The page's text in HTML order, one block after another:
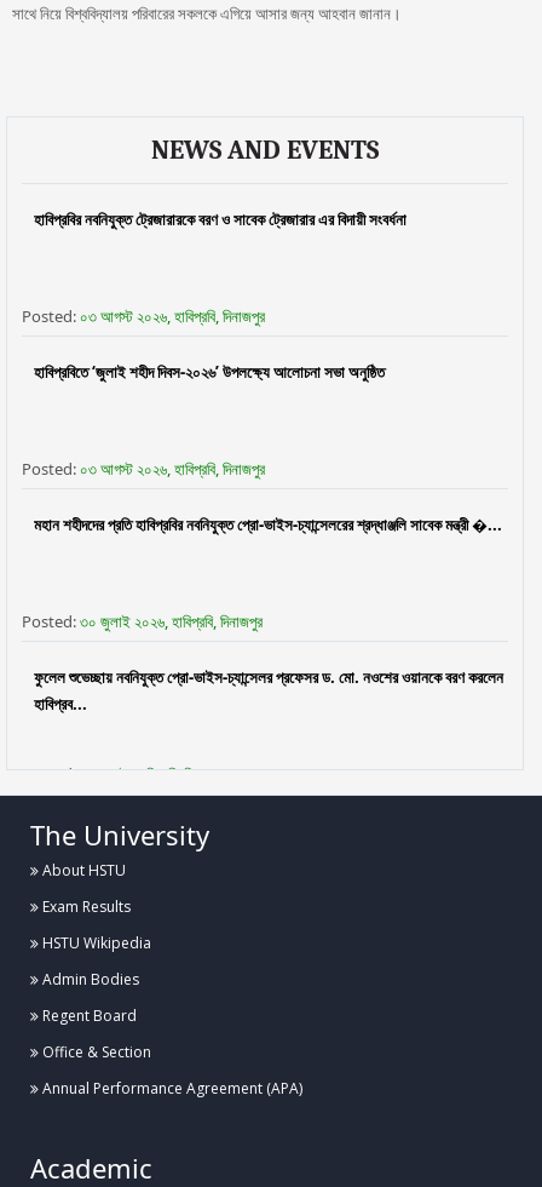
সাথে নিয়ে বিশ্ববিদ্যালয় পরিবারের সকলকে এগিয়ে আসার জন্য আহবান জানান।
NEWS AND EVENTS
হাবিপ্রবির নবনিযুক্ত ট্রেজারারকে বরণ ও সাবেক ট্রেজারার এর বিদায়ী সংবর্ধনা
Posted: ০৩ আগস্ট ২০২৬, হাবিপ্রবি, দিনাজপুর
হাবিপ্রবিতে ‘জুলাই শহীদ দিবস-২০২৬’ উপলক্ষ্যে আলোচনা সভা অনুষ্ঠিত
Posted: ০৩ আগস্ট ২০২৬, হাবিপ্রবি, দিনাজপুর
মহান শহীদদের প্রতি হাবিপ্রবির নবনিযুক্ত প্রো-ভাইস-চ্যান্সেলরের শ্রদ্ধাঞ্জলি সাবেক মন্ত্রী �...
Posted:৩০ জুলাই ২০২৬, হাবিপ্রবি, দিনাজপুর
ফুলেল শুভেচ্ছায় নবনিযুক্ত প্রো-ভাইস-চ্যান্সেলর প্রফেসর ড. মো. নওশের ওয়ানকে বরণ করলেন
হাবিপ্রব...
Posted:২৯ জুলাই, হাবিপ্রবি, দিনাজপুর
হাবিপ্রবিতে বিজয় ২৪ হল ফুটবল টুর্নামেন্টের উদ্বোধন
হাবিপ্রবির বিদেশী শিক্ষার্থীদের সাথে ভাইস-চ্যান্সেলর মহোদয়ের মতবিনিময় সভা অনুষ্ঠিত
Posted: ২৭ জুলাই, হাবিপ্রবি, দিনাজপুর
The University
About HSTU
Exam Results
HSTU Wikipedia
Admin Bodies
Regent Board
Office & Section
Annual Performance Agreement (APA)
Academic